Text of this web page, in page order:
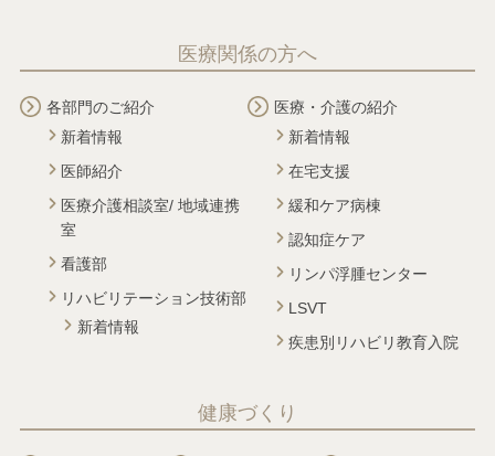
医療関係の方へ
各部門のご紹介
新着情報
医師紹介
医療介護相談室/ 地域連携
室
看護部
リハビリテーション技術部
新着情報
医療・介護の紹介
新着情報
在宅支援
緩和ケア病棟
認知症ケア
リンパ浮腫センター
LSVT
疾患別リハビリ教育入院
健康づくり